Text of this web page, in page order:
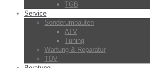
TGB
Service
Sonderumbauten
ATV
Tuning
Wartung & Reparatur
TÜV